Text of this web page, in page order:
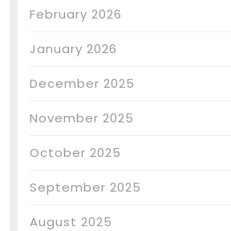
February 2026
January 2026
December 2025
November 2025
October 2025
September 2025
August 2025